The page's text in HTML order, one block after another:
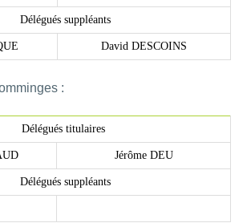
Délégués suppléants
David DESCOINS
:
Délégués titulaires
Jérôme DEU
Délégués suppléants